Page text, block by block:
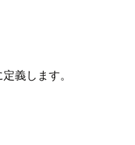
義します。